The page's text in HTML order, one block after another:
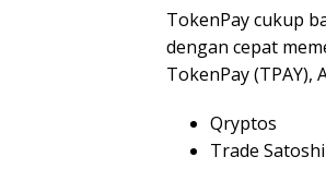
TokenPay cukup
dengan cepat
TokenPay
Qryptos
Trade Satoshi